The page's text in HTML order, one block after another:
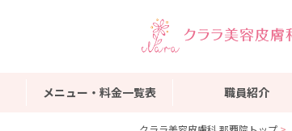
メニュー・料金一覧表 職員紹介